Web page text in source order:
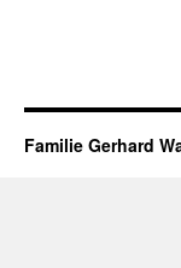
Familie Gerhard